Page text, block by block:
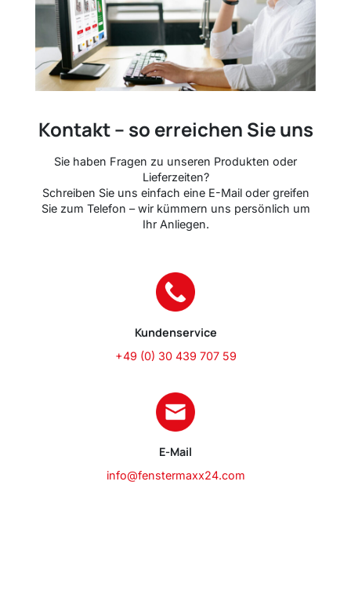
Kontakt – so erreichen Sie uns
Sie haben Fragen zu unseren Produkten oder
Lieferzeiten?
Schreiben Sie uns einfach eine E-Mail oder greifen
Sie zum Telefon – wir kümmern uns persönlich um
Ihr Anliegen.
Kundenservice
+49 (0) 30 439 707 59
E-Mail
info@fenstermaxx24.com